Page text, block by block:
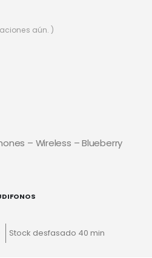
aún. )
– Wireless – Blueberry
Stock desfasado 40 min